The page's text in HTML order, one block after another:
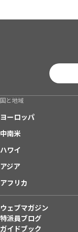
国と地域
ヨーロッパ
中南米
ハワイ
アジア
アフリカ
ウェブマガジン
特派員ブログ
ガイドブック